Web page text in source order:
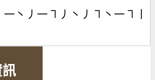
一丶丿一㇕丿丶丿㇕丶一㇕丨